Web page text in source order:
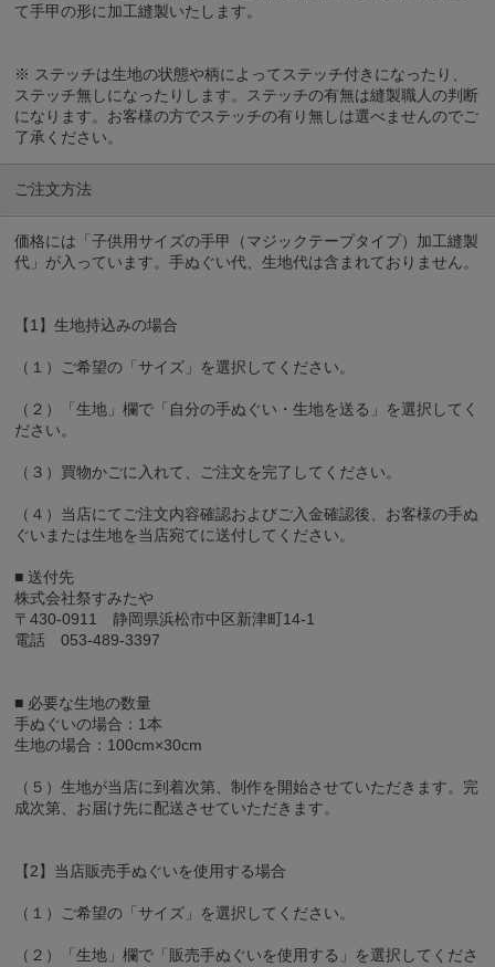
て手甲の形に加工縫製いたします。
※ ステッチは生地の状態や柄によってステッチ付きになったり、
ステッチ無しになったりします。ステッチの有無は縫製職人の判断
になります。お客様の方でステッチの有り無しは選べませんのでご
了承ください。
ご注文方法
価格には「子供用サイズの手甲（マジックテープタイプ）加工縫製
代」が入っています。手ぬぐい代、生地代は含まれておりません。
【1】生地持込みの場合
（１）ご希望の「サイズ」を選択してください。
（２）「生地」欄で「自分の手ぬぐい・生地を送る」を選択してく
ださい。
（３）買物かごに入れて、ご注文を完了してください。
（４）当店にてご注文内容確認およびご入金確認後、お客様の手ぬ
ぐいまたは生地を当店宛てに送付してください。
■ 送付先
株式会社祭すみたや
〒430-0911 静岡県浜松市中区新津町14-1
電話 053-489-3397
■ 必要な生地の数量
手ぬぐいの場合：1本
生地の場合：100cm×30cm
（５）生地が当店に到着次第、制作を開始させていただきます。完
成次第、お届け先に配送させていただきます。
【2】当店販売手ぬぐいを使用する場合
（１）ご希望の「サイズ」を選択してください。
（２）「生地」欄で「販売手ぬぐいを使用する」を選択してくださ